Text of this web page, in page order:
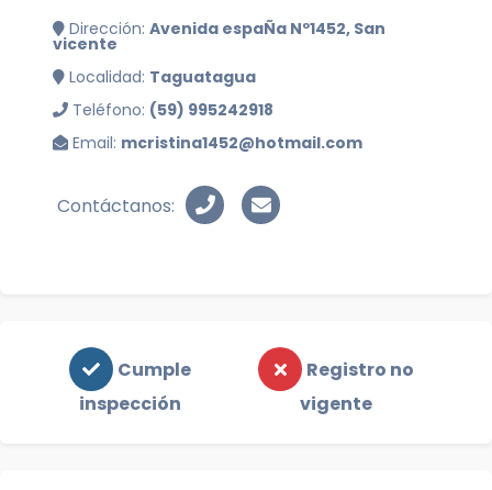
Dirección: Avenida espaÑa Nº1452, San
vicente
Localidad: Taguatagua
Teléfono: (59) 995242918
Email: mcristina1452@hotmail.com
Contáctanos:
Cumple
inspección
Registro no
vigente